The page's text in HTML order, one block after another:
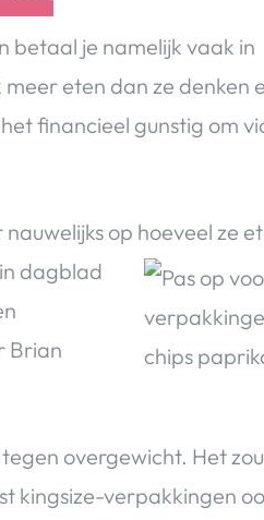
betaal je namelijk vaak in
eten dan ze denken
financieel gunstig om
op hoeveel ze
dagblad
Brian
overgewicht. Het
kingsize-verpakkingen